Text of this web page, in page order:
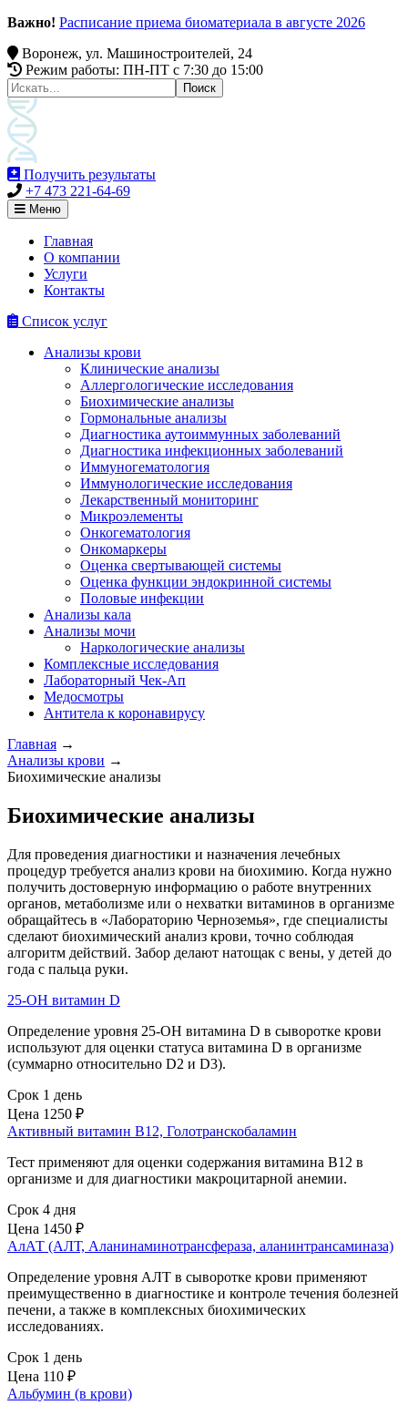
Важно! Расписание приема биоматериала в августе 2026
Воронеж, ул. Машиностроителей, 24
Режим работы: ПН-ПТ c 7:30 до 15:00
Получить результаты
+7 473 221-64-69
Меню
Главная
О компании
Услуги
Контакты
Список услуг
Анализы крови
Клинические анализы
Аллергологические исследования
Биохимические анализы
Гормональные анализы
Диагностика аутоиммунных заболеваний
Диагностика инфекционных заболеваний
Иммуногематология
Иммунологические исследования
Лекарственный мониторинг
Микроэлементы
Онкогематология
Онкомаркеры
Оценка свертывающей системы
Оценка функции эндокринной системы
Половые инфекции
Анализы кала
Анализы мочи
Наркологические анализы
Комплексные исследования
Лабораторный Чек-Ап
Медосмотры
Антитела к коронавирусу
Главная →
Анализы крови →
Биохимические анализы
Биохимические анализы
Для проведения диагностики и назначения лечебных
процедур требуется анализ крови на биохимию. Когда нужно
получить достоверную информацию о работе внутренних
органов, метаболизме или о нехватки витаминов в организме
обращайтесь в «Лабораторию Черноземья», где специалисты
сделают биохимический анализ крови, точно соблюдая
алгоритм действий. Забор делают натощак с вены, у детей до
года с пальца руки.
25-OH витамин D
Определение уровня 25-OH витамина D в сыворотке крови
используют для оценки статуса витамина D в организме
(суммарно относительно D2 и D3).
Срок 1 день
Цена 1250 ₽
Активный витамин В12, Голотранскобаламин
Тест применяют для оценки содержания витамина В12 в
организме и для диагностики макроцитарной анемии.
Срок 4 дня
Цена 1450 ₽
АлАТ (АЛТ, Аланинаминотрансфераза, аланинтрансаминаза)
Определение уровня АЛТ в сыворотке крови применяют
преимущественно в диагностике и контроле течения болезней
печени, а также в комплексных биохимических
исследованиях.
Срок 1 день
Цена 110 ₽
Альбумин (в крови)